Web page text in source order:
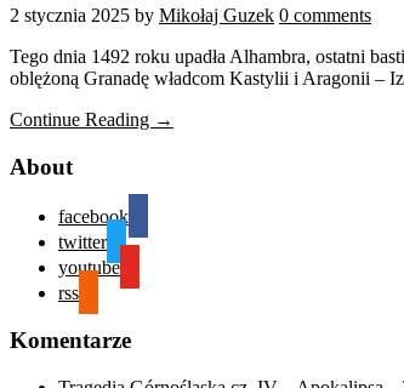
2 stycznia 2025 by Mikołaj Guzek 0 comments
Tego dnia 1492 roku upadła Alhambra, ostatni
oblężoną Granadę władcom Kastylii i Aragonii –
Continue Reading →
About
facebook
twitter
youtube
rss
Komentarze